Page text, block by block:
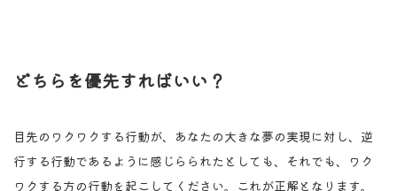
どちらを優先すればいい？
目先のワクワクする行動が、あなたの大きな夢の実現に対し、逆
行する行動であるように感じらられたとしても、それでも、ワク
ワクする方の行動を起こしてください。これが正解となります。